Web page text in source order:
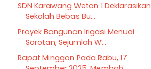
SDN Karawang Wetan 1 Deklarasikan
Sekolah Bebas Bu...
Proyek Bangunan Irigasi Menuai
Sorotan, Sejumlah W...
Rapat Minggon Pada Rabu, 17